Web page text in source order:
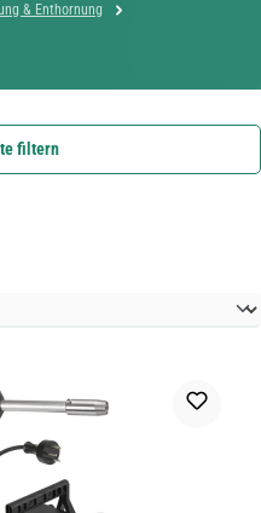
& Enthornung
filtern